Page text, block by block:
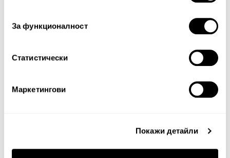
За функционалност
Статистически
Маркетингови
Покажи детайли